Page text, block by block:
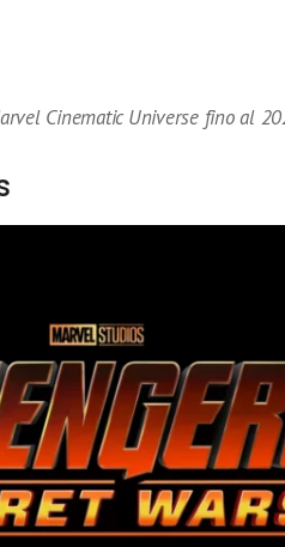
Cinematic Universe fino al